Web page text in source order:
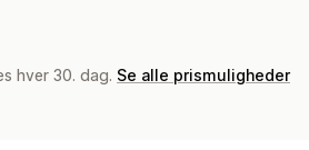
hver 30. dag. Se alle prismuligheder